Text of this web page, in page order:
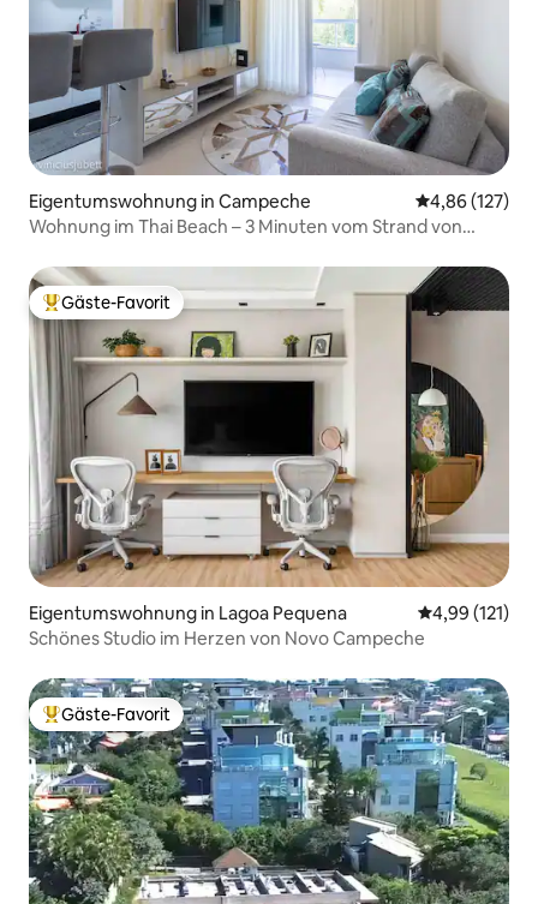
Eigentumswohnung in Campeche
4,86 (127)
Wohnung im Thai Beach – 3 Minuten vom Strand von
Beliebter Gäste-Favorit.
Gäste-Favorit
Eigentumswohnung in Lagoa Pequena
4,99 (121)
Schönes Studio im Herzen von Novo Campeche
Beliebter Gäste-Favorit.
Gäste-Favorit